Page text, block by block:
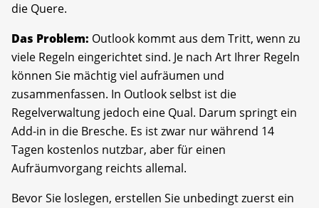
die Quere.
Das Problem: Outlook kommt aus dem Tritt, wenn zu
viele Regeln eingerichtet sind. Je nach Art Ihrer Regeln
können Sie mächtig viel aufräumen und
zusammenfassen. In Outlook selbst ist die
Regelverwaltung jedoch eine Qual. Darum springt ein
Add-in in die Bresche. Es ist zwar nur während 14
Tagen kostenlos nutzbar, aber für einen
Aufräumvorgang reichts allemal.
Bevor Sie loslegen, erstellen Sie unbedingt zuerst ein